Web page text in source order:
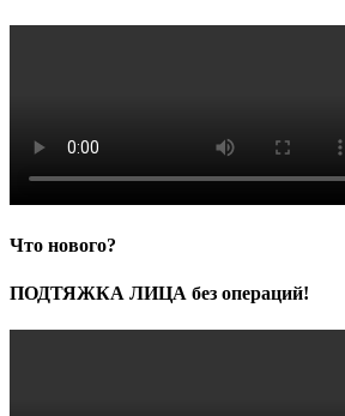
Что нового?
ПОДТЯЖКА ЛИЦА без операций!